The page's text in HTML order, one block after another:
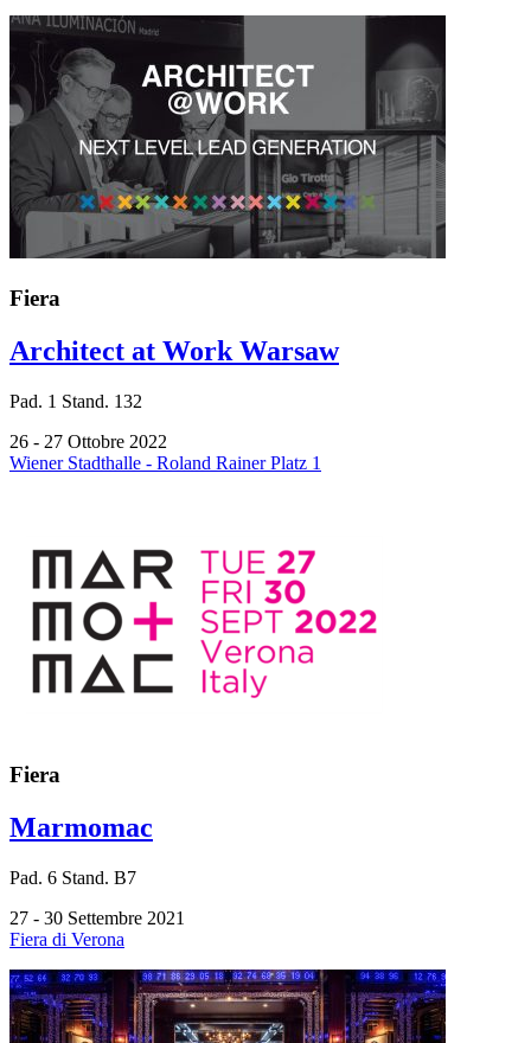
Fiera
Architect at Work Warsaw
Pad. 1 Stand. 132
26 - 27 Ottobre 2022
Wiener Stadthalle - Roland Rainer Platz 1
Fiera
Marmomac
Pad. 6 Stand. B7
27 - 30 Settembre 2021
Fiera di Verona